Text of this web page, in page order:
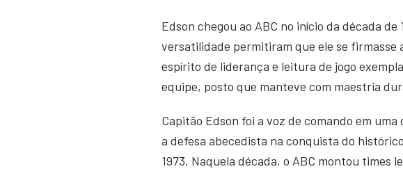
Edson chegou ao ABC no início da década
versatilidade permitiram que ele se
espírito de liderança e leitura de jogo
equipe, posto que manteve com maestria
Capitão Edson foi a voz de comando em
a defesa abecedista na conquista do
1973. Naquela década, o ABC montou